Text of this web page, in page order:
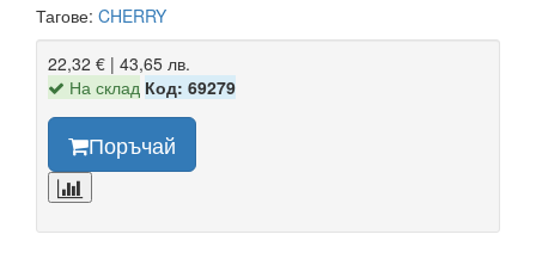
Тагове: CHERRY
22,32 € | 43,65 лв.
На склад Код: 69279
Поръчай